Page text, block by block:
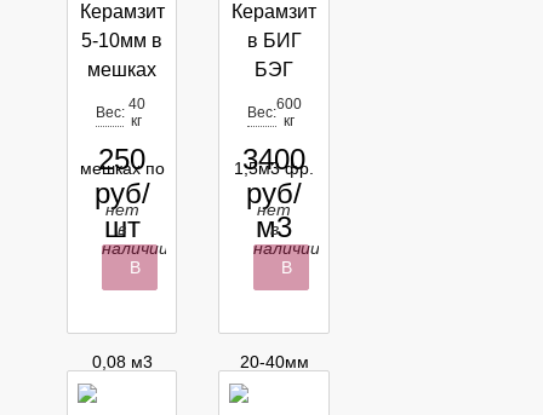
Керамзит
5-10мм в
мешках
по 0,08
м3
Вес: 40
кг
250
руб/
шт
нет
в
наличии
В
Керамзит
в БИГ
БЭГ
1,5м3 фр.
20-40мм
Вес:600
кг
3400
руб/
м3
нет
в
наличии
В